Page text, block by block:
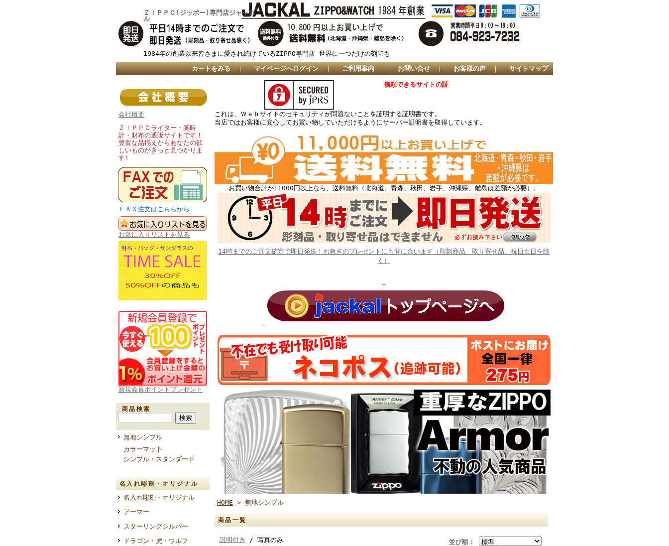
ＺＩＰＰＯ(ジッポー)専門店ジャッカ
ル
1984年の創業以来皆さまに愛され続けているZIPPO専門店 世界に一つだけの刻印も
カートをみる ｜ マイページへログイン ｜ ご利用案内 ｜ お問い合せ ｜ お客様の声 ｜ サイトマップ
会社概要
ＺＩＰＰＯライター・腕時
計・財布の通販サイトです！
豊富な品揃えからあなたの欲
しいものがきっと見つかりま
す!
ＦＡＸ注文はこちらから
お気に入りリストを見る
新規会員ポイントプレゼント
商品検索
無地シンプル
カラーマット
シンプル・スタンダード
名入れ彫刻・オリジナル
名入れ彫刻・オリジナル
アーマー
スターリングシルバー
ドラゴン・虎・ウルフ
信頼できるサイトの証
これは、Ｗｅｂサイトのセキュリティが問題ないことを証明する証明書です。
当店ではお客様に安心してお買い物していただけるようにサーバー証明書を取得しています。
お買い物合計が11000円以上なら、送料無料（北海道、青森、秋田、岩手、沖縄県、離島は差額が必要）。
14時までのご注文確定で即日発送！お急ぎのプレゼントにも間に合います（彫刻商品、取り寄せ品、祝日土日を除
く）
HOME > 無地シンプル
商品一覧
並び順：
説明付き
/ 写真のみ